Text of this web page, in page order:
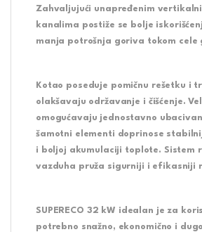
Zahvaljujući unapređenim
kanalima postiže se bolje
manja potrošnja goriva tokom cele
Kotao poseduje pomičnu rešetku i
olakšavaju održavanje i čišćenje.
omogućavaju jednostavno
šamotni elementi doprinose
i boljoj akumulaciji toplote. Sistem
vazduha pruža sigurniji i efikasniji
SUPERECO 32 kW idealan je za
potrebno snažno, ekonomično i